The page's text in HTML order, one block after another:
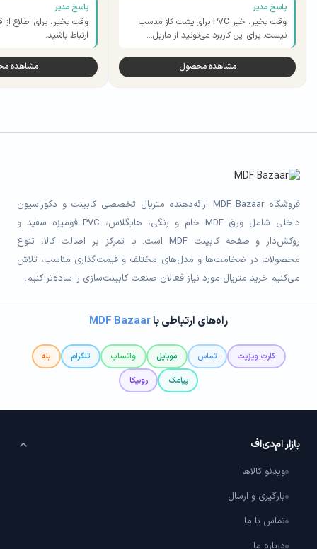
پاسخ مدیر
وقت بخیر، خیر PVC برای پشت گاز مناسب
نیست. برای این کاربرد می‌تونید از ماربل…
مشاهده محصول
پاسخ مدیر
وقت بخیر، برای اطلاع از
ارتباط باشید.
مشاهده
فروشگاه MDF Bazaar ارائه‌دهنده متریال تخصصی کابینت و دکوراسیون
داخلی شامل ورق MDF خام و رنگی، هایگلاس، PVC فومیزه سفید و
روکش‌دار و صفحه کابینت MDF است. با تمرکز بر اصالت کالا، تنوع
محصولات در ضخامت‌ها و مدل‌های مختلف و قیمت‌گذاری مناسب، تلاش
می‌کنیم خرید متریال مورد نیاز فعالان صنعت کابینت‌سازی را ساده‌تر کنیم.
راه‌های ارتباطی باMDF Bazaar
کارت ویزیت تماس موبایل واتساپ تلگرام
بله
پیامک
روبیکا
بازار ام‌دی‌اف
ویدئو کالاها
بارگیری و ارسال
تماس با ما
درباره ما